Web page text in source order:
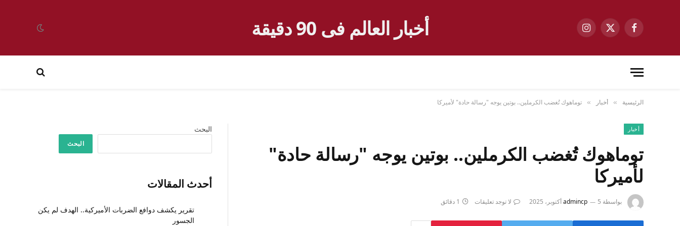
فيسبوكX
الانستغرام أخبار العالم فى 90 دقيقة
الرئيسية » أخبار » توماهوك تُغضب الكرملين.. بوتين يوجه "رسالة حادة" لأميركا
أخبار
توماهوك تُغضب الكرملين.. بوتين يوجه "رسالة حادة"
لأميركا
بواسطة admincp 5 أكتوبر، 2025 لا توجد تعليقات 1 دقائق
البحث
البحث
أحدث المقالات
تقرير يكشف دوافع الضربات الأميركية.. الهدف لم يكن
الجسور